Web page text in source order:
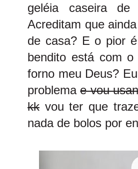
geléia caseira
Acreditam que
de casa? E o pior
bendito está com
forno meu Deus?
problemae vou
kk vou ter que
nada de bolos por